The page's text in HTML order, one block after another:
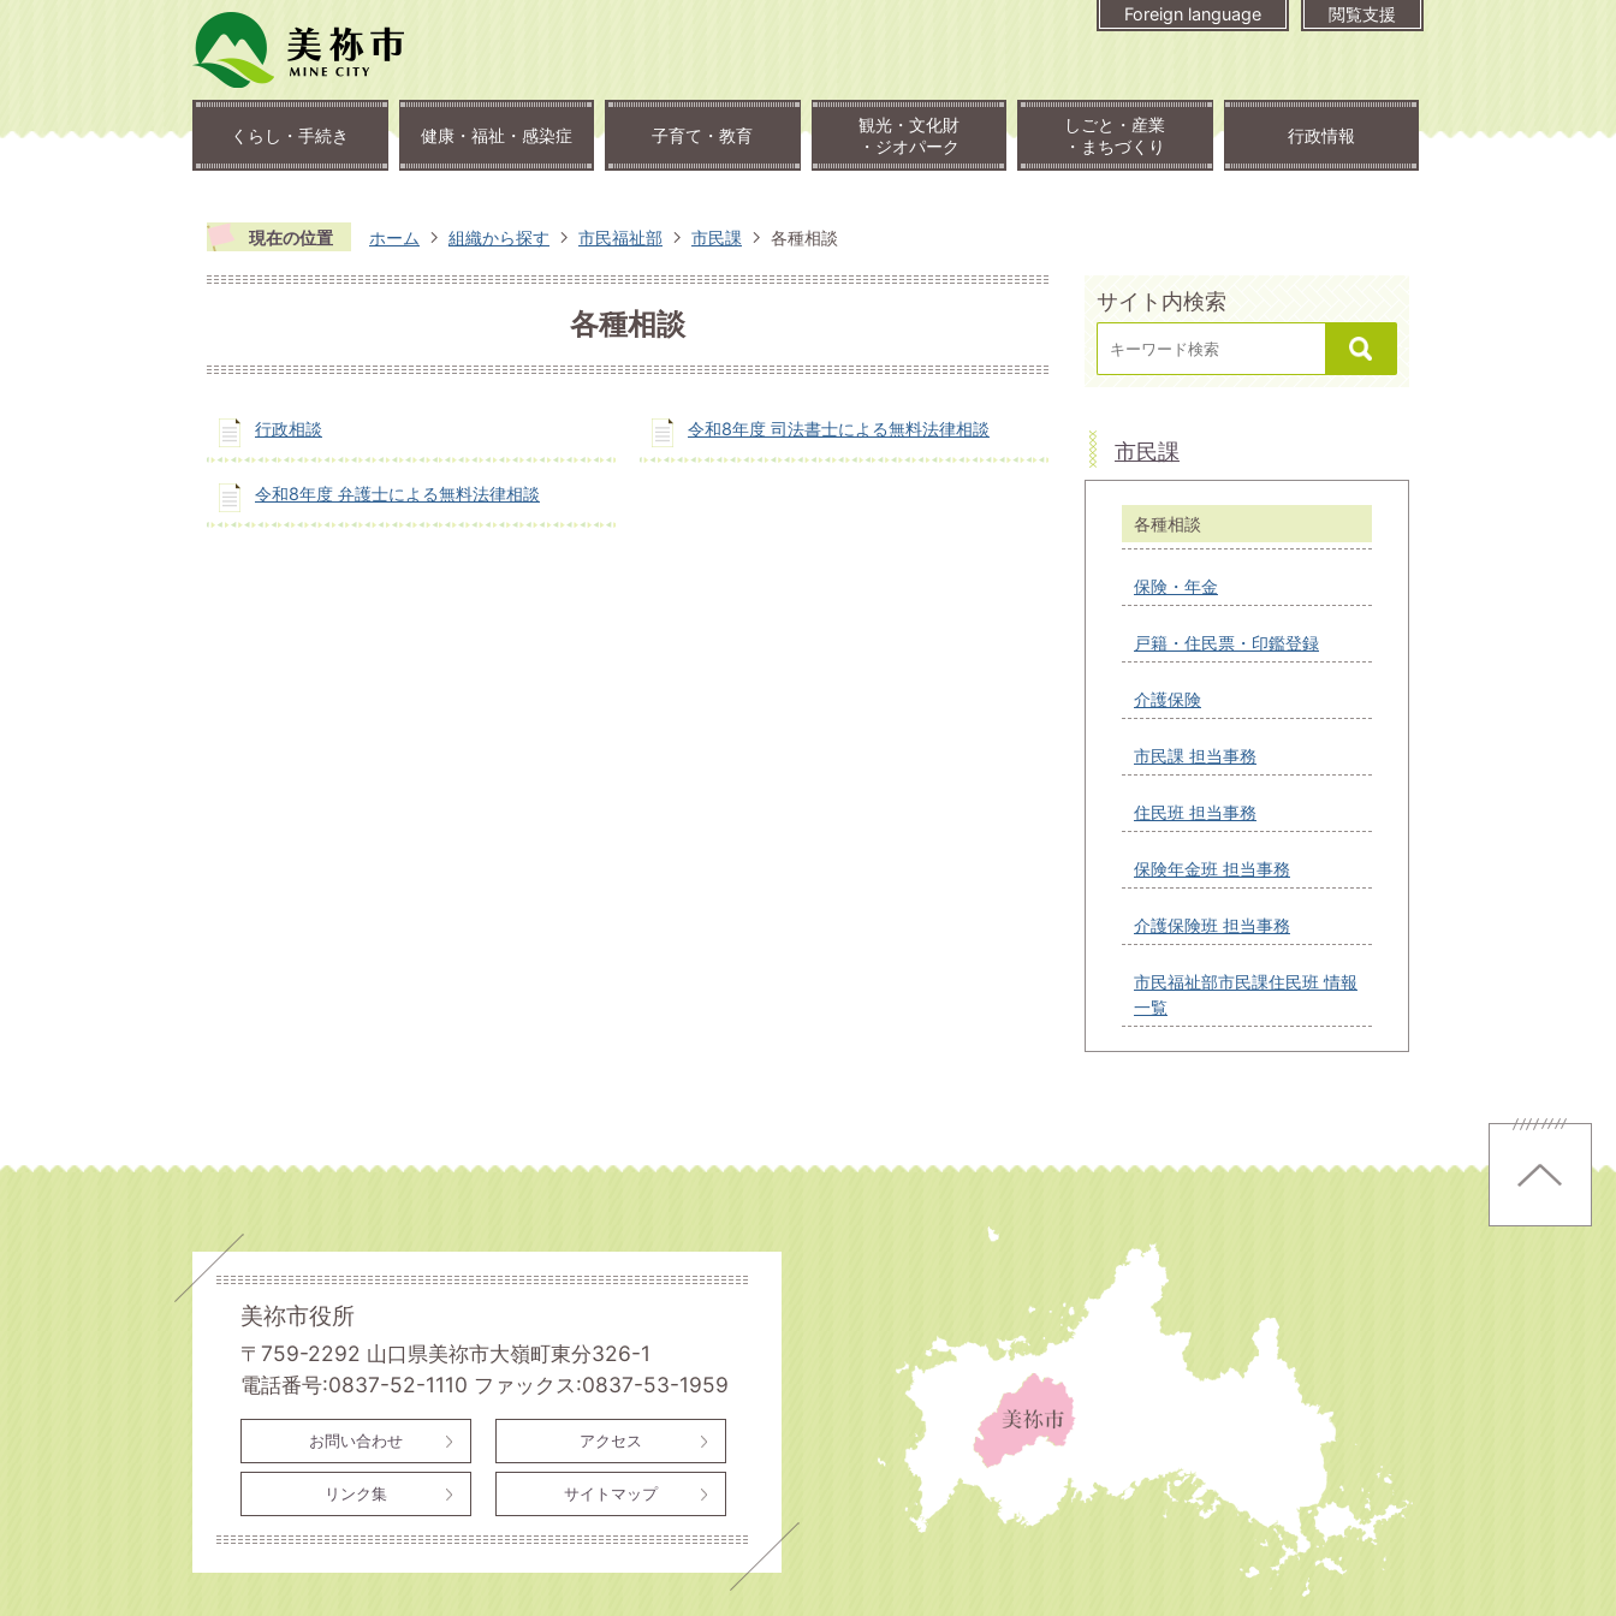
Foreign language 閲覧支援
くらし・手続き 健康・福祉・感染症 子育て・教育
観光・文化財
・ジオパーク
しごと・産業
・まちづくり
行政情報
現在の位置 ホーム 組織から探す 市民福祉部 市民課 各種相談
各種相談
行政相談 令和8年度 司法書士による無料法律相談
令和8年度 弁護士による無料法律相談
サイト内検索
市民課
各種相談
保険・年金
戸籍・住民票・印鑑登録
介護保険
市民課 担当事務
住民班 担当事務
保険年金班 担当事務
介護保険班 担当事務
市民福祉部市民課住民班 情報
一覧
美祢市役所
〒759-2292 山口県美祢市大嶺町東分326-1
電話番号:0837-52-1110 ファックス:0837-53-1959
お問い合わせ アクセス
リンク集 サイトマップ